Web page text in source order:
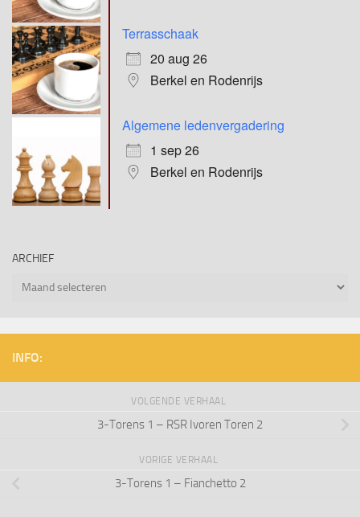
Terrasschaak
20 aug 26
Berkel en Rodenrijs
Algemene ledenvergadering
1 sep 26
Berkel en Rodenrijs
ARCHIEF
Archief
INFO:
VOLGENDE VERHAAL
3-Torens 1 – RSR Ivoren Toren 2
VORIGE VERHAAL
3-Torens 1 – Fianchetto 2